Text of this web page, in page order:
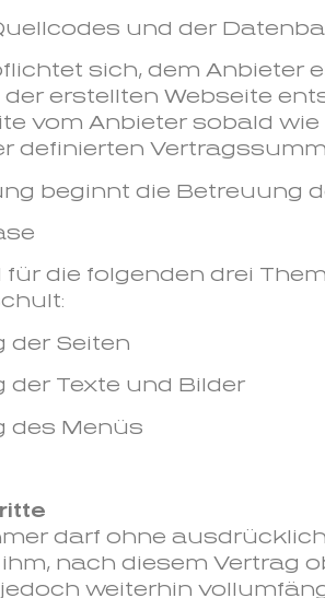
und der
sich, dem Anbieter
erstellten Webseite
vom Anbieter sobald
definierten
beginnt die Betreuung
für die folgenden drei
der Seiten
der Texte und Bilder
des Menüs
darf ohne
nach diesem Vertrag
weiterhin